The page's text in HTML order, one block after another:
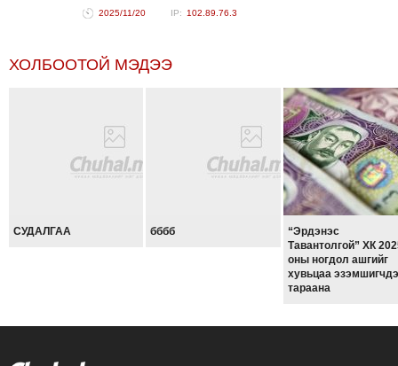
2025/11/20 102.89.76.3
ХОЛБООТОЙ МЭДЭЭ
СУДАЛГАА бббб
“Эрдэнэс
Тавантолгой” ХК
оны ногдол ашгийг
хувьцаа
тараана